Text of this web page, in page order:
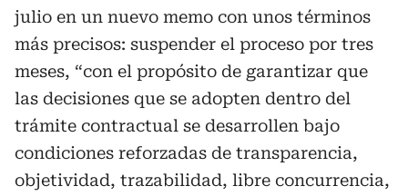
julio en un nuevo memo con unos términos
más precisos: suspender el proceso por tres
meses, “con el propósito de garantizar que
las decisiones que se adopten dentro del
trámite contractual se desarrollen bajo
condiciones reforzadas de transparencia,
objetividad, trazabilidad, libre concurrencia,